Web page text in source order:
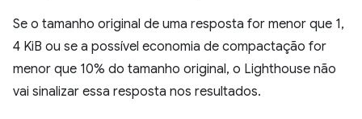
Se o tamanho original de uma resposta for menor que 1,
4 KiB ou se a possível economia de compactação for
menor que 10% do tamanho original, o Lighthouse não
vai sinalizar essa resposta nos resultados.